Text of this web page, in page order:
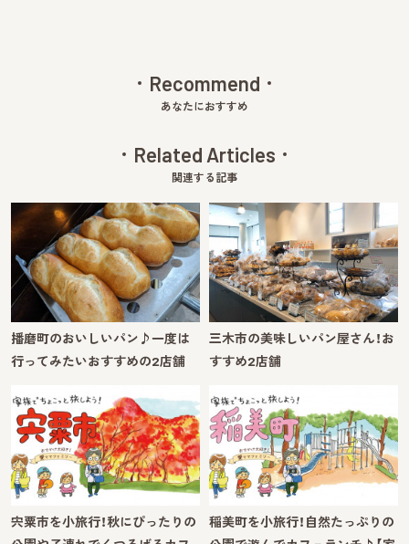
Recommend
あなたにおすすめ
Related Articles
関連する記事
播磨町のおいしいパン♪一度は
行ってみたいおすすめの2店舗
三木市の美味しいパン屋さん！お
すすめ2店舗
宍粟市を小旅行！秋にぴったりの
稲美町を小旅行！自然たっぷりの